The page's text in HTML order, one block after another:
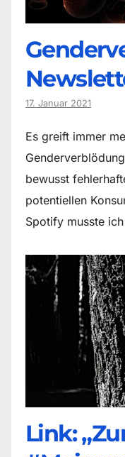
17. Januar 2021
Es greift immer
bewusst
potentiellen
Spotify musste
Link: